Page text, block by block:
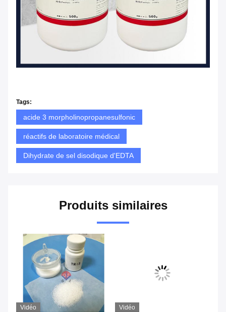
Tags:
acide 3 morpholinopropanesulfonic
réactifs de laboratoire médical
Dihydrate de sel disodique d'EDTA
Produits similaires
Vidéo Vidéo